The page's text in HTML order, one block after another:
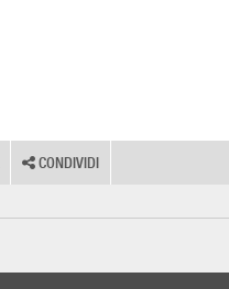
CONDIVIDI